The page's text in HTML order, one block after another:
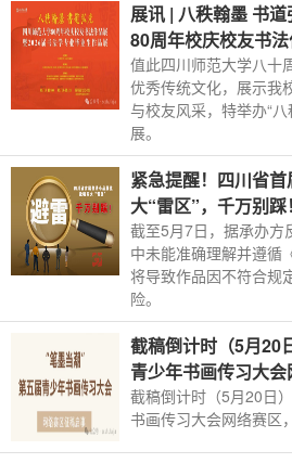
展讯 | 八秩翰墨 书
80周年校庆校友书
值此四川师范大学八十
优秀传统文化，展示我
与校友风采，特举办“
展。
紧急提醒！四川省
大“雷区”，千万别踩！
截至5月7日，据承办方
中未能准确理解并遵循
将导致作品因不符合规
险。
截稿倒计时（5月20
青少年书画传习大会
截稿倒计时（5月20日
书画传习大会网络赛区